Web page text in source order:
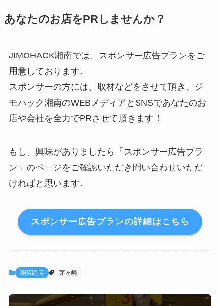
あなたのお店をPRしませんか？
JIMOHACK湘南では、スポンサー広告プランをご
用意しております。
スポンサーの方には、取材などをさせて頂き、ジ
モハック湘南のWEBメディアとSNSであなたのお
店や会社を全力でPRさせて頂きます！
もし、興味がありましたら「スポンサー広告プラ
ン」のページをご確認いただき問い合わせいただ
ければと思います。
スポンサー広告プランの詳細はこちら
開店閉店 茅ヶ崎